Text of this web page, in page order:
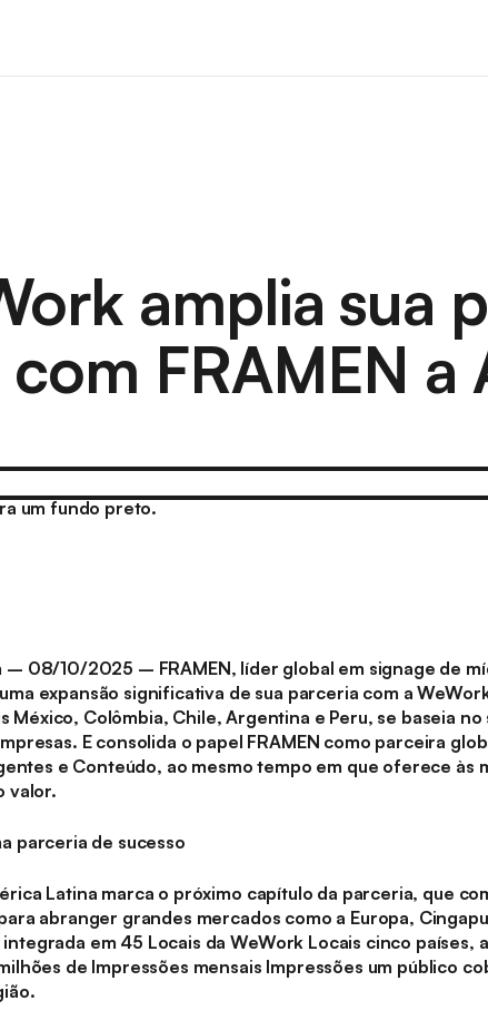
amplia sua
FRAMEN a
– 08/10/2025 – FRAMEN, líder global em signage de
expansão significativa de sua parceria com a
México, Colômbia, Chile, Argentina e Peru, se baseia
E consolida o papel FRAMEN como parceira
e Conteúdo, ao mesmo tempo em que oferece às
valor.
parceria de sucesso
Latina marca o próximo capítulo da parceria, que
abranger grandes mercados como a Europa,
em 45 Locais da WeWork Locais cinco países,
de Impressões mensais Impressões um público